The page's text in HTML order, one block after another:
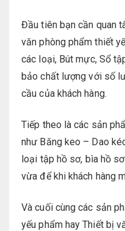
Đầu tiên bạn cần quan
văn phòng phẩm thiết
các loại, Bút mực, Sổ
bảo chất lượng với số
cầu của khách hàng.
Tiếp theo là các sản
như Băng keo – Dao
loại tập hồ sơ, bìa hồ
vừa để khi khách hàng
Và cuối cùng các sản
yếu phẩm hay Thiết bị